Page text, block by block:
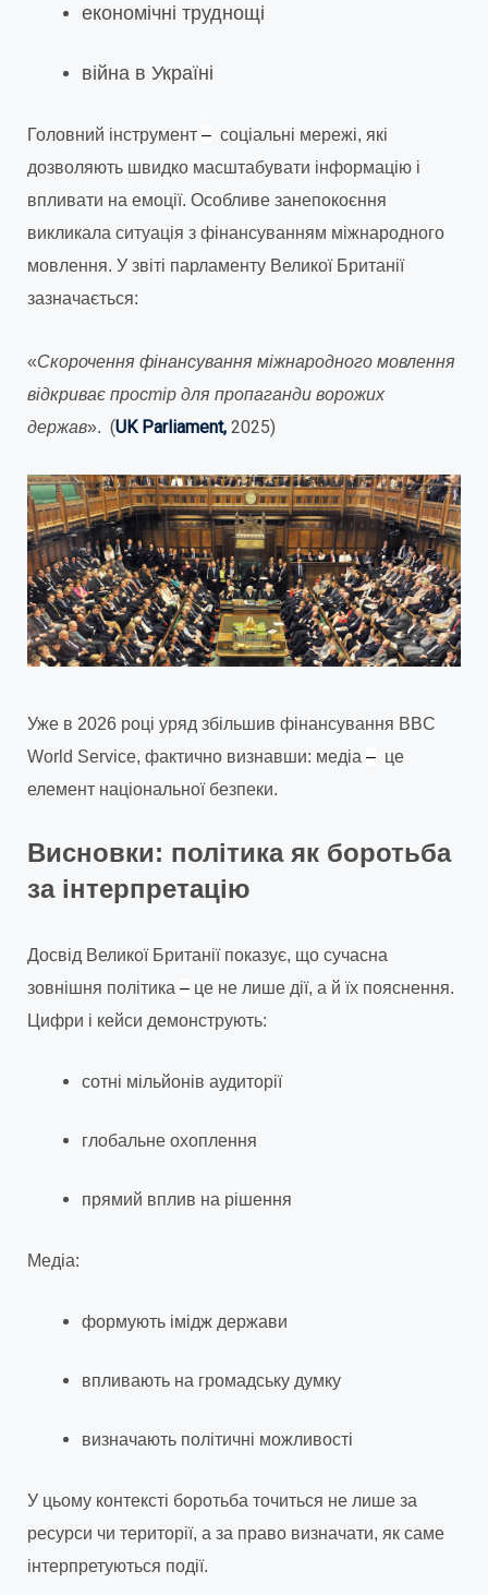
економічні труднощі
війна в Україні
Головний інструмент – соціальні мережі, які
дозволяють швидко масштабувати інформацію і
впливати на емоції. Особливе занепокоєння
викликала ситуація з фінансуванням міжнародного
мовлення. У звіті парламенту Великої Британії
зазначається:
«Скорочення фінансування міжнародного мовлення
відкриває простір для пропаганди ворожих
держав». (UK Parliament, 2025)
Уже в 2026 році уряд збільшив фінансування BBC
World Service, фактично визнавши: медіа – це
елемент національної безпеки.
Висновки: політика як боротьба
за інтерпретацію
Досвід Великої Британії показує, що сучасна
зовнішня політика – це не лише дії, а й їх пояснення.
Цифри і кейси демонструють:
сотні мільйонів аудиторії
глобальне охоплення
прямий вплив на рішення
Медіа:
формують імідж держави
впливають на громадську думку
визначають політичні можливості
У цьому контексті боротьба точиться не лише за
ресурси чи території, а за право визначати, як саме
інтерпретуються події.